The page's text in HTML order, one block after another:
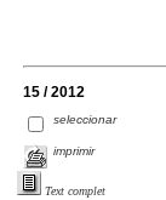
15 / 2012
seleccionar
imprimir
Text complet